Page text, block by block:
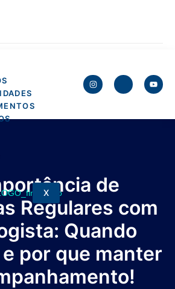
X
de
Regulares com
Quando
por que manter